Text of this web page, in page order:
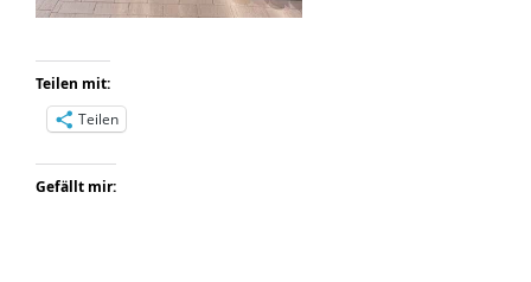
Teilen mit:
Teilen
Gefällt mir: